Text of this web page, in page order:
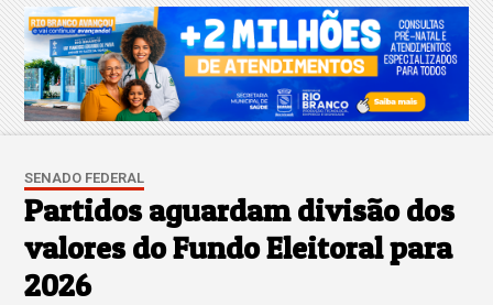
SENADO FEDERAL
Partidos aguardam divisão dos
valores do Fundo Eleitoral para
2026